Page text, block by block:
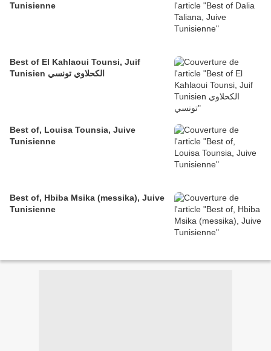
Tunisienne
Best of El Kahlaoui Tounsi, Juif
Tunisien الكحلاوي تونسي
Best of, Louisa Tounsia, Juive
Tunisienne
Best of, Hbiba Msika (messika), Juive
Tunisienne